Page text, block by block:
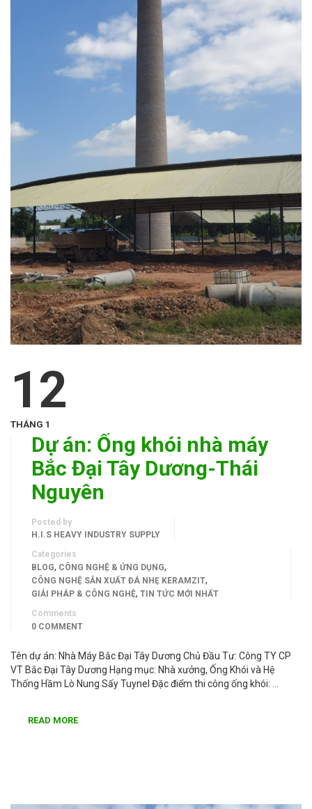
12
THÁNG 1
Dự án: Ống khói nhà máy
Bắc Đại Tây Dương-Thái
Nguyên
Posted by
H.I.S HEAVY INDUSTRY SUPPLY
Categories
BLOG, CÔNG NGHỆ & ỨNG DỤNG,
CÔNG NGHỆ SẢN XUẤT ĐÁ NHẸ KERAMZIT,
GIẢI PHÁP & CÔNG NGHỆ, TIN TỨC MỚI NHẤT
Comments
0 COMMENT
Tên dự án: Nhà Máy Bắc Đại Tây Dương Chủ Đầu Tư: Công TY CP
VT Bắc Đại Tây Dương Hạng mục: Nhà xưởng, Ống Khói và Hệ
Thống Hầm Lò Nung Sấy Tuynel Đặc điểm thi công ống khói: …
READ MORE